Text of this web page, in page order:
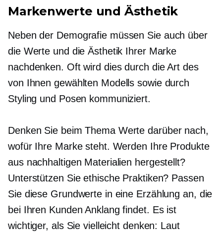
Markenwerte und Ästhetik
Neben der Demografie müssen Sie auch über
die Werte und die Ästhetik Ihrer Marke
nachdenken. Oft wird dies durch die Art des
von Ihnen gewählten Modells sowie durch
Styling und Posen kommuniziert.
Denken Sie beim Thema Werte darüber nach,
wofür Ihre Marke steht. Werden Ihre Produkte
aus nachhaltigen Materialien hergestellt?
Unterstützen Sie ethische Praktiken? Passen
Sie diese Grundwerte in eine Erzählung an, die
bei Ihren Kunden Anklang findet. Es ist
wichtiger, als Sie vielleicht denken: Laut